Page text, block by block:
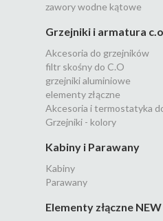
zawory wodne kątowe
Grzejniki i armatura
Akcesoria do grzejników
filtr skośny do C.O
grzejniki aluminiowe
elementy złączne
Akcesoria i termostatyka
Grzejniki - kolory
Kabiny i Parawany
Kabiny
Parawany
Elementy złączne NEW